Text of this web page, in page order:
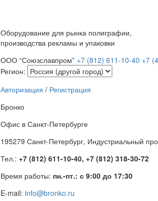
Оборудование для рынка полиграфии,
производства рекламы и упаковки
ООО “Союзславпром” +7 (812) 611-10-40 +7
Регион:
Авторизация / Регистрация
Бронко
Офис в Санкт-Петербурге
195279 Санкт-Петербург, Индустриальный
Тел.: +7 (812) 611-10-40, +7 (812) 318-30-72
Время работы: пн.-пт.: с 9:00 до 17:30
E-mail: info@bronko.ru